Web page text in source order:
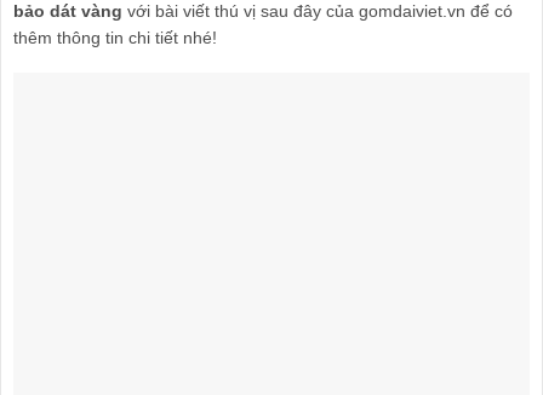
bảo dát vàng với bài viết thú vị sau đây của gomdaiviet.vn để có
thêm thông tin chi tiết nhé!